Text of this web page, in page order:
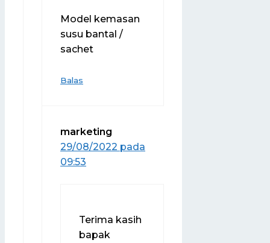
Model kemasan
susu bantal /
sachet
Balas
marketing
29/08/2022 pada
09:53
Terima kasih
bapak